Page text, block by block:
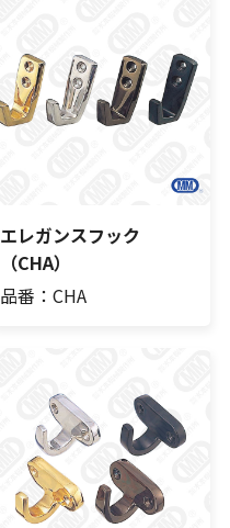
エレガンスフック
（CHA）
品番：CHA